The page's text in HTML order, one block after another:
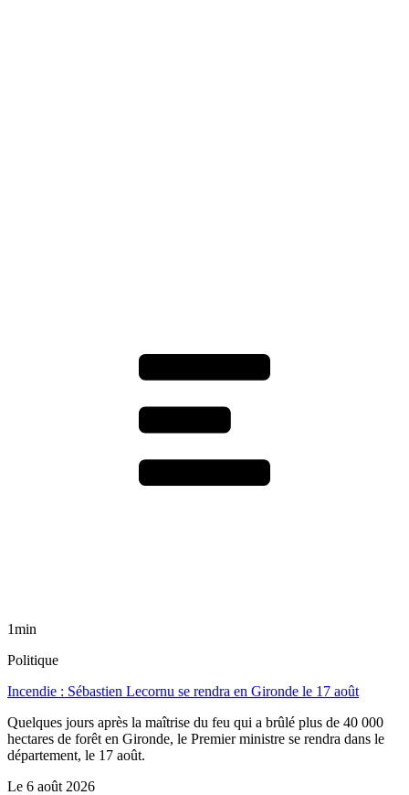
1min
Politique
Incendie : Sébastien Lecornu se rendra en Gironde le 17 août
Quelques jours après la maîtrise du feu qui a brûlé plus de 40 000
hectares de forêt en Gironde, le Premier ministre se rendra dans le
département, le 17 août.
Le 6 août 2026